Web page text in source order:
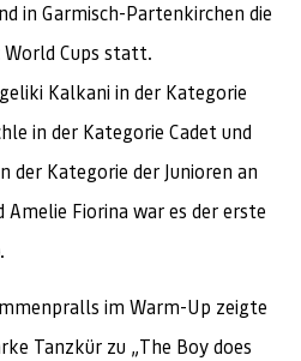
in Garmisch-Partenkirchen die
Cups statt.
Kalkani in der Kategorie
in der Kategorie Cadet und
der Kategorie der Junioren an
Fiorina war es der erste
im Warm-Up zeigte
Tanzkür zu „The Boy does